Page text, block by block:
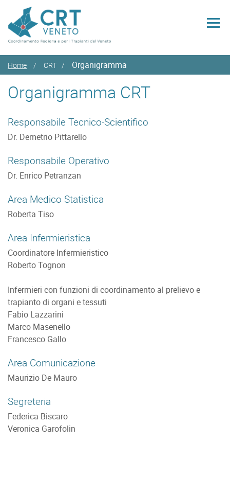
Home CRT Organigramma
Organigramma CRT
Responsabile Tecnico-Scientifico
Dr. Demetrio Pittarello
Responsabile Operativo
Dr. Enrico Petranzan
Area Medico Statistica
Roberta Tiso
Area Infermieristica
Coordinatore Infermieristico
Roberto Tognon
Infermieri con funzioni di coordinamento al prelievo e
trapianto di organi e tessuti
Fabio Lazzarini
Marco Masenello
Francesco Gallo
Area Comunicazione
Maurizio De Mauro
Segreteria
Federica Biscaro
Veronica Garofolin